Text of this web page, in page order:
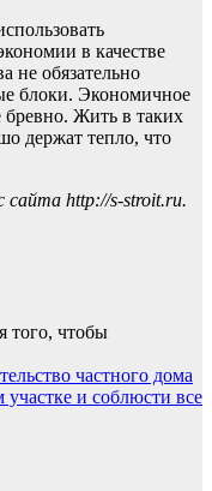
в качестве
не обязательно
блоки. Экономичное
Жить в таких
держат тепло, что
сайта http://s-stroit.ru.
того, чтобы
частного дома
и соблюсти все